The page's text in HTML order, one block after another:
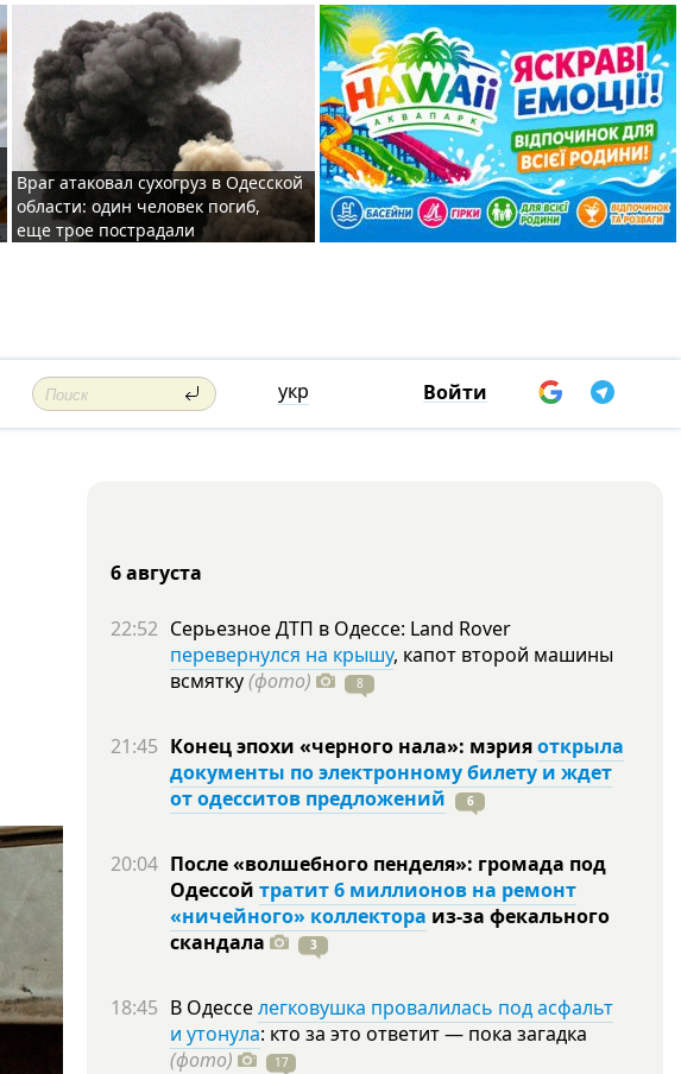
Враг атаковал сухогруз в Одесской
области: один человек погиб,
еще трое пострадали
укр Войти
6 августа
22:52 Серьезное ДТП в Одессе: Land Rover
перевернулся на крышу, капот второй машины
всмятку(фото) 8
21:45 Конец эпохи «черного нала»: мэрияоткрыла
документы по электронному билету и ждет
от одесситов предложений
6
20:04 После «волшебного пенделя»: громада под
Одессой тратит 6 миллионов на ремонт
«ничейного» коллектора из-за фекального
скандала
3
18:45 В Одесселегковушка провалилась под асфальт
и утонула: кто за это ответит — пока загадка
(фото)
17